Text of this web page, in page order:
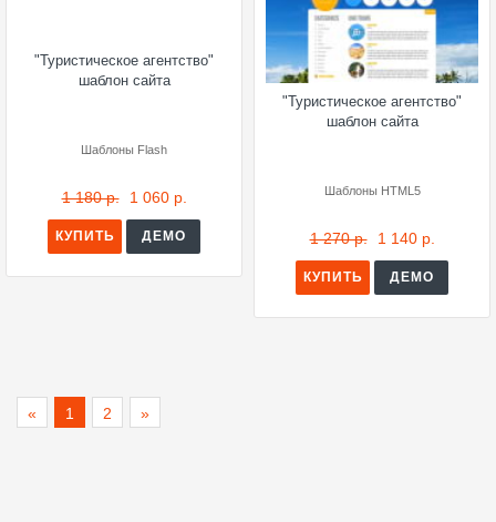
"Туристическое агентство"
шаблон сайта
Шаблоны Flash
1 180 р. 1 060 р.
КУПИТЬ ДЕМО
"Туристическое агентство"
шаблон сайта
Шаблоны HTML5
1 270 р. 1 140 р.
КУПИТЬ ДЕМО
« 1 2 »